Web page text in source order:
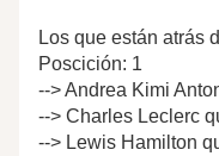
Los que están atrás
Poscición: 1
--> Andrea Kimi
--> Charles Leclerc
--> Lewis Hamilton